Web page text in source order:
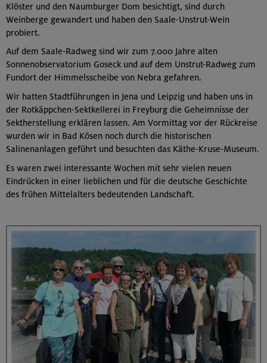
Klöster und den Naumburger Dom besichtigt, sind durch
Weinberge gewandert und haben den Saale-Unstrut-Wein
probiert.
Auf dem Saale-Radweg sind wir zum 7.000 Jahre alten
Sonnenobservatorium Goseck und auf dem Unstrut-Radweg zum
Fundort der Himmelsscheibe von Nebra gefahren.
Wir hatten Stadtführungen in Jena und Leipzig und haben uns in
der Rotkäppchen-Sektkellerei in Freyburg die Geheimnisse der
Sektherstellung erklären lassen. Am Vormittag vor der Rückreise
wurden wir in Bad Kösen noch durch die historischen
Salinenanlagen geführt und besuchten das Käthe-Kruse-Museum.
Es waren zwei interessante Wochen mit sehr vielen neuen
Eindrücken in einer lieblichen und für die deutsche Geschichte
des frühen Mittelalters bedeutenden Landschaft.